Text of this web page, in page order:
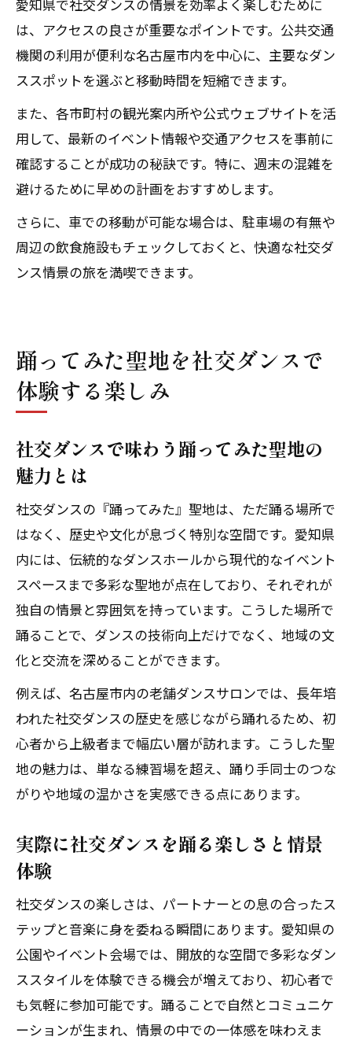
愛知県で社交ダンスの情景を効率よく楽しむために
は、アクセスの良さが重要なポイントです。公共交通
機関の利用が便利な名古屋市内を中心に、主要なダン
ススポットを選ぶと移動時間を短縮できます。
また、各市町村の観光案内所や公式ウェブサイトを活
用して、最新のイベント情報や交通アクセスを事前に
確認することが成功の秘訣です。特に、週末の混雑を
避けるために早めの計画をおすすめします。
さらに、車での移動が可能な場合は、駐車場の有無や
周辺の飲食施設もチェックしておくと、快適な社交ダ
ンス情景の旅を満喫できます。
踊ってみた聖地を社交ダンスで
体験する楽しみ
社交ダンスで味わう踊ってみた聖地の
魅力とは
社交ダンスの『踊ってみた』聖地は、ただ踊る場所で
はなく、歴史や文化が息づく特別な空間です。愛知県
内には、伝統的なダンスホールから現代的なイベント
スペースまで多彩な聖地が点在しており、それぞれが
独自の情景と雰囲気を持っています。こうした場所で
踊ることで、ダンスの技術向上だけでなく、地域の文
化と交流を深めることができます。
例えば、名古屋市内の老舗ダンスサロンでは、長年培
われた社交ダンスの歴史を感じながら踊れるため、初
心者から上級者まで幅広い層が訪れます。こうした聖
地の魅力は、単なる練習場を超え、踊り手同士のつな
がりや地域の温かさを実感できる点にあります。
実際に社交ダンスを踊る楽しさと情景
体験
社交ダンスの楽しさは、パートナーとの息の合ったス
テップと音楽に身を委ねる瞬間にあります。愛知県の
公園やイベント会場では、開放的な空間で多彩なダン
ススタイルを体験できる機会が増えており、初心者で
も気軽に参加可能です。踊ることで自然とコミュニケ
ーションが生まれ、情景の中での一体感を味わえま